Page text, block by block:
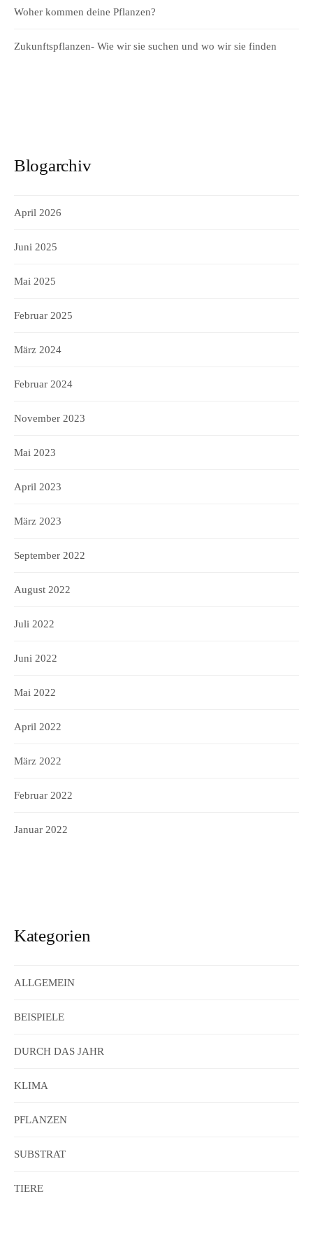
Woher kommen deine Pflanzen?
Zukunftspflanzen- Wie wir sie suchen und wo wir sie finden
Blogarchiv
April 2026
Juni 2025
Mai 2025
Februar 2025
März 2024
Februar 2024
November 2023
Mai 2023
April 2023
März 2023
September 2022
August 2022
Juli 2022
Juni 2022
Mai 2022
April 2022
März 2022
Februar 2022
Januar 2022
Kategorien
ALLGEMEIN
BEISPIELE
DURCH DAS JAHR
KLIMA
PFLANZEN
SUBSTRAT
TIERE